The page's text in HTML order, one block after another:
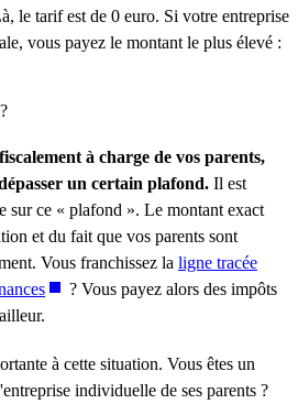
le tarif est de 0 euro. Si votre entreprise
vous payez le montant le plus élevé :
à charge de vos parents,
un certain plafond. Il est
sur ce « plafond ». Le montant exact
et du fait que vos parents sont
Vous franchissez la ligne tracée
? Vous payez alors des impôts
à cette situation. Vous êtes un
individuelle de ses parents ?